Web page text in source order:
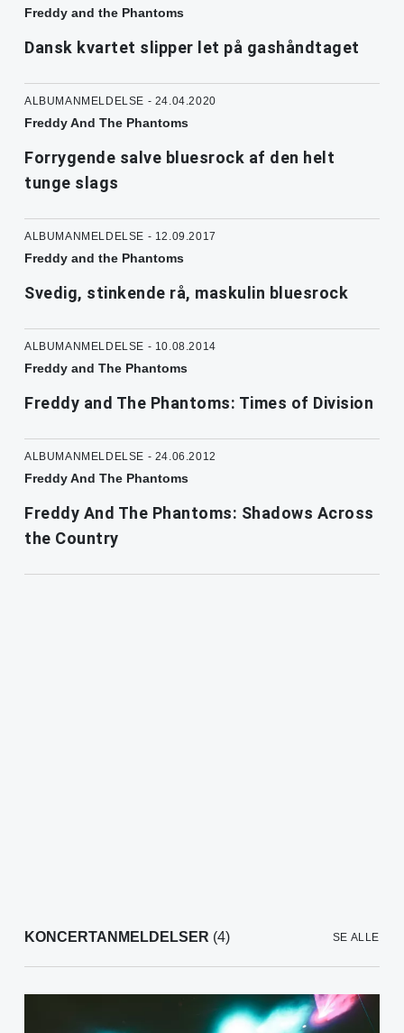
Freddy and the Phantoms
Dansk kvartet slipper let på gashåndtaget
ALBUMANMELDELSE - 24.04.2020
Freddy And The Phantoms
Forrygende salve bluesrock af den helt
tunge slags
ALBUMANMELDELSE - 12.09.2017
Freddy and the Phantoms
Svedig, stinkende rå, maskulin bluesrock
ALBUMANMELDELSE - 10.08.2014
Freddy and The Phantoms
Freddy and The Phantoms: Times of Division
ALBUMANMELDELSE - 24.06.2012
Freddy And The Phantoms
Freddy And The Phantoms: Shadows Across
the Country
KONCERTANMELDELSER (4) SE ALLE